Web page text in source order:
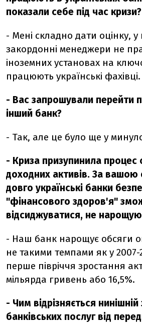
показали себе під час кризи?
- Мені складно дати оцінку,
закордонні менеджери не
іноземних установах на
працюють українські фахівці.
- Вас запрошували перейти
інший банк?
- Так, але це було ще у
- Криза призупинила процес
доходних активів. За вашою
довго українські банки
"фінансового здоров'я"
відсиджуватися, не
- Наш банк нарощує обсяги
не такими темпами як у
перше півріччя зростання
мільярда гривень або 16,5%.
- Чим відрізняється нинішній
банківських послуг від